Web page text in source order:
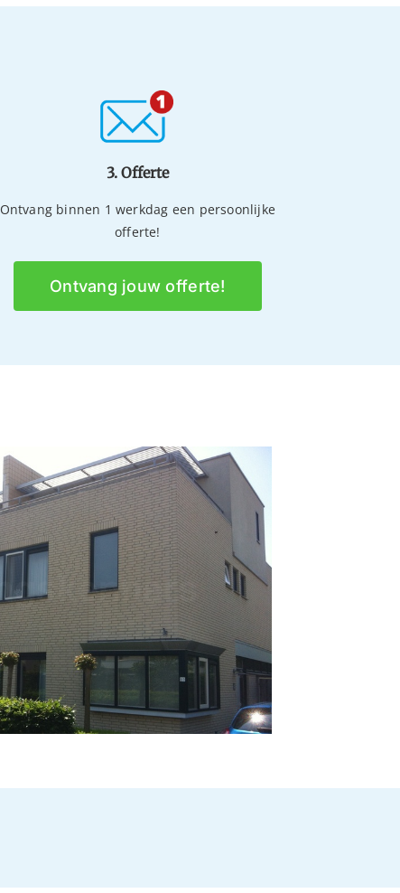
3. Offerte
Ontvang binnen 1 werkdag een persoonlijke
offerte!
Ontvang jouw offerte!